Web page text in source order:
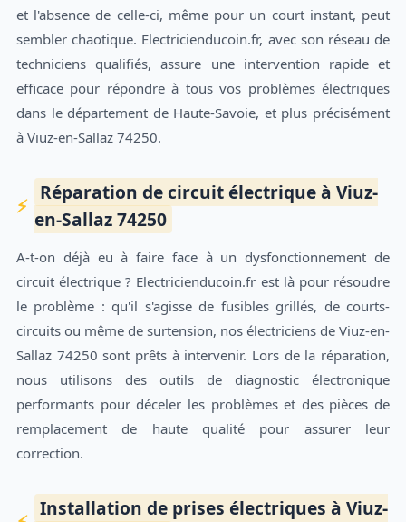
et l'absence de celle-ci, même pour un court instant, peut
sembler chaotique. Electricienducoin.fr, avec son réseau de
techniciens qualifiés, assure une intervention rapide et
efficace pour répondre à tous vos problèmes électriques
dans le département de Haute-Savoie, et plus précisément
à Viuz-en-Sallaz 74250.
Réparation de circuit électrique à Viuz-
en-Sallaz 74250
A-t-on déjà eu à faire face à un dysfonctionnement de
circuit électrique ? Electricienducoin.fr est là pour résoudre
le problème : qu'il s'agisse de fusibles grillés, de courts-
circuits ou même de surtension, nos électriciens de Viuz-en-
Sallaz 74250 sont prêts à intervenir. Lors de la réparation,
nous utilisons des outils de diagnostic électronique
performants pour déceler les problèmes et des pièces de
remplacement de haute qualité pour assurer leur
correction.
Installation de prises électriques à Viuz-